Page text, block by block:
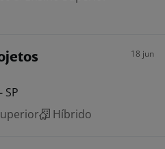
18 jun
SP
Híbrido